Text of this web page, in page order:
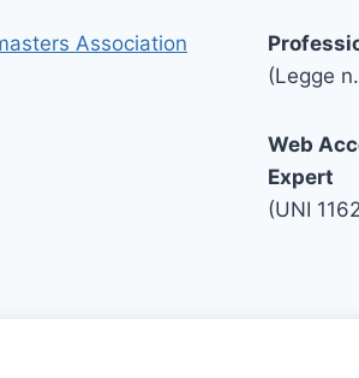
(Legge
Web
Expert
(UNI
2002, finché ci sarà il sito i